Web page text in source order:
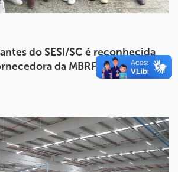
do SESI/SC é reconhecida
da MBRF na área de